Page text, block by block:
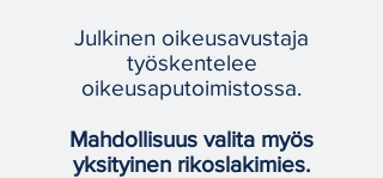
Julkinen oikeusavustaja
työskentelee
oikeusaputoimistossa.
Mahdollisuus valita myös
yksityinen rikoslakimies.